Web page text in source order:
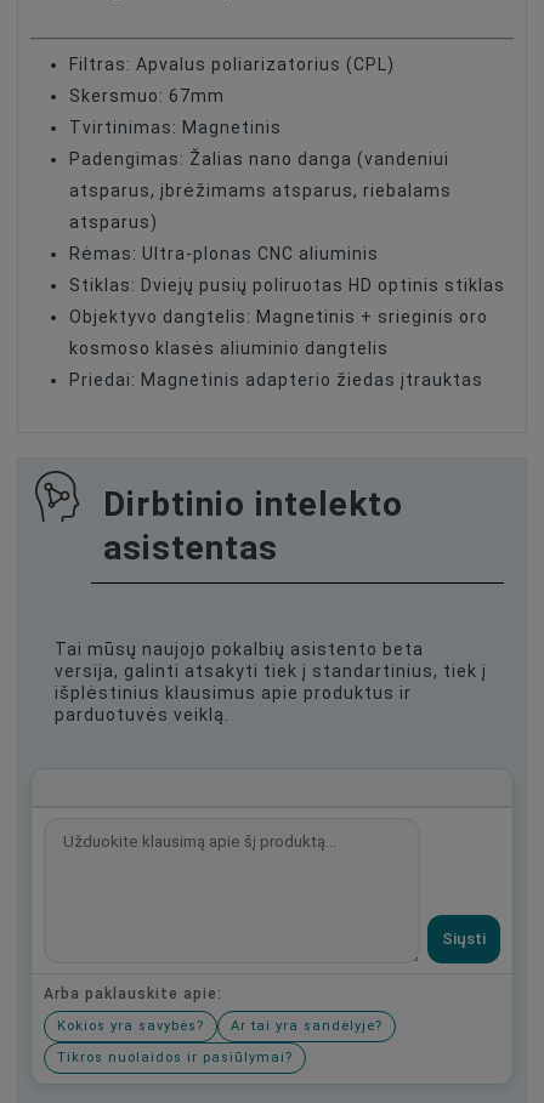
Filtras: Apvalus poliarizatorius (CPL)
Skersmuo: 67mm
Tvirtinimas: Magnetinis
Padengimas: Žalias nano danga (vandeniui
atsparus, įbrėžimams atsparus, riebalams
atsparus)
Rėmas: Ultra-plonas CNC aliuminis
Stiklas: Dviejų pusių poliruotas HD optinis stiklas
Objektyvo dangtelis: Magnetinis + srieginis oro
kosmoso klasės aliuminio dangtelis
Priedai: Magnetinis adapterio žiedas įtrauktas
Dirbtinio intelekto
asistentas
Tai mūsų naujojo pokalbių asistento beta
versija, galinti atsakyti tiek į standartinius, tiek į
išplėstinius klausimus apie produktus ir
parduotuvės veiklą.
Siųsti
Arba paklauskite apie:
Kokios yra savybės?
Ar tai yra sandėlyje?
Tikros nuolaidos ir pasiūlymai?